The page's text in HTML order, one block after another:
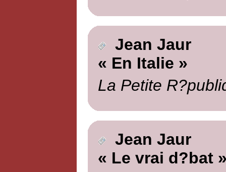
Jean Jaur
« En Italie »
La Petite
Jean Jaur
« Le vrai d?bat